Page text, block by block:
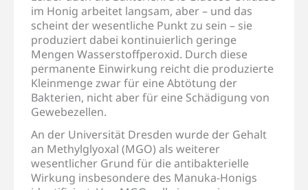
im Honig arbeitet langsam, aber – und das
scheint der wesentliche Punkt zu sein – sie
produziert dabei kontinuierlich geringe
Mengen Wasserstoffperoxid. Durch diese
permanente Einwirkung reicht die produzierte
Kleinmenge zwar für eine Abtötung der
Bakterien, nicht aber für eine Schädigung von
Gewebezellen.
An der Universität Dresden wurde der Gehalt
an Methylglyoxal (MGO) als weiterer
wesentlicher Grund für die antibakterielle
Wirkung insbesondere des Manuka-Honigs